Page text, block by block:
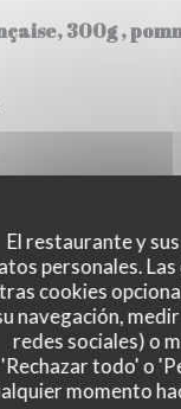
El restaurante y
personales.
cookies
navegación,
redes sociales) o
'Rechazar todo' o
momento
300g ,
, marinière ou
en persillade,
au pastis ,